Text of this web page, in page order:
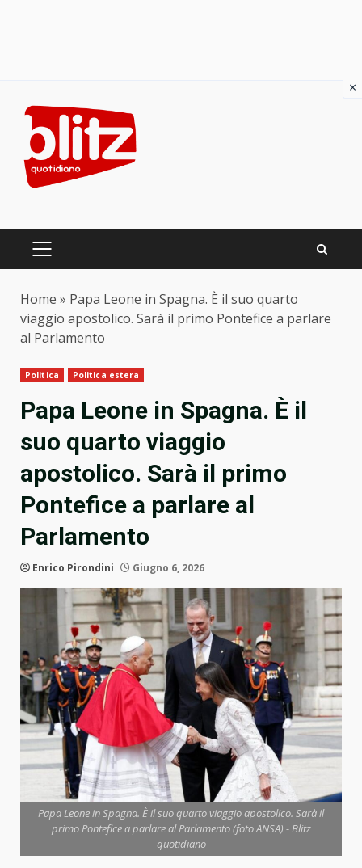
content
PRIMARY
Home » Papa Leone in Spagna. È il suo quarto
viaggio apostolico. Sarà il primo Pontefice a parlare
al Parlamento
Politica Politica estera
Papa Leone in Spagna. È il
suo quarto viaggio
apostolico. Sarà il primo
Pontefice a parlare al
Parlamento
Enrico Pirondini Giugno 6, 2026
Papa Leone in Spagna. È il suo quarto viaggio apostolico. Sarà il
primo Pontefice a parlare al Parlamento (foto ANSA) - Blitz
quotidiano
×